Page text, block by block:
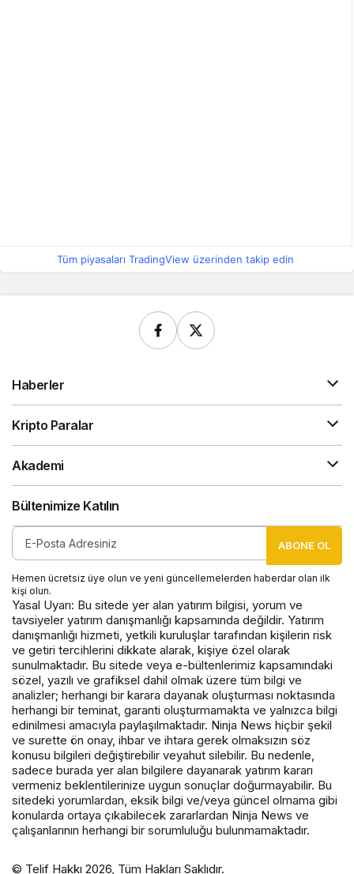
Tüm piyasaları TradingView üzerinden takip edin
Haberler
Kripto Paralar
Akademi
Bültenimize Katılın
ABONE OL
Hemen ücretsiz üye olun ve yeni güncellemelerden haberdar olan ilk
kişi olun.
Yasal Uyarı: Bu sitede yer alan yatırım bilgisi, yorum ve
tavsiyeler yatırım danışmanlığı kapsamında değildir. Yatırım
danışmanlığı hizmeti, yetkili kuruluşlar tarafından kişilerin risk
ve getiri tercihlerini dikkate alarak, kişiye özel olarak
sunulmaktadır. Bu sitede veya e-bültenlerimiz kapsamındaki
sözel, yazılı ve grafiksel dahil olmak üzere tüm bilgi ve
analizler; herhangi bir karara dayanak oluşturması noktasında
herhangi bir teminat, garanti oluşturmamakta ve yalnızca bilgi
edinilmesi amacıyla paylaşılmaktadır. Ninja News hiçbir şekil
ve surette ön onay, ihbar ve ihtara gerek olmaksızın söz
konusu bilgileri değiştirebilir veyahut silebilir. Bu nedenle,
sadece burada yer alan bilgilere dayanarak yatırım kararı
vermeniz beklentilerinize uygun sonuçlar doğurmayabilir. Bu
sitedeki yorumlardan, eksik bilgi ve/veya güncel olmama gibi
konularda ortaya çıkabilecek zararlardan Ninja News ve
çalışanlarının herhangi bir sorumluluğu bulunmamaktadır.
© Telif Hakkı 2026, Tüm Hakları Saklıdır.